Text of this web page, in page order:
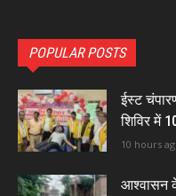
POPULAR POSTS
ईस्ट
शिविर में
10 hours
आश्वासन